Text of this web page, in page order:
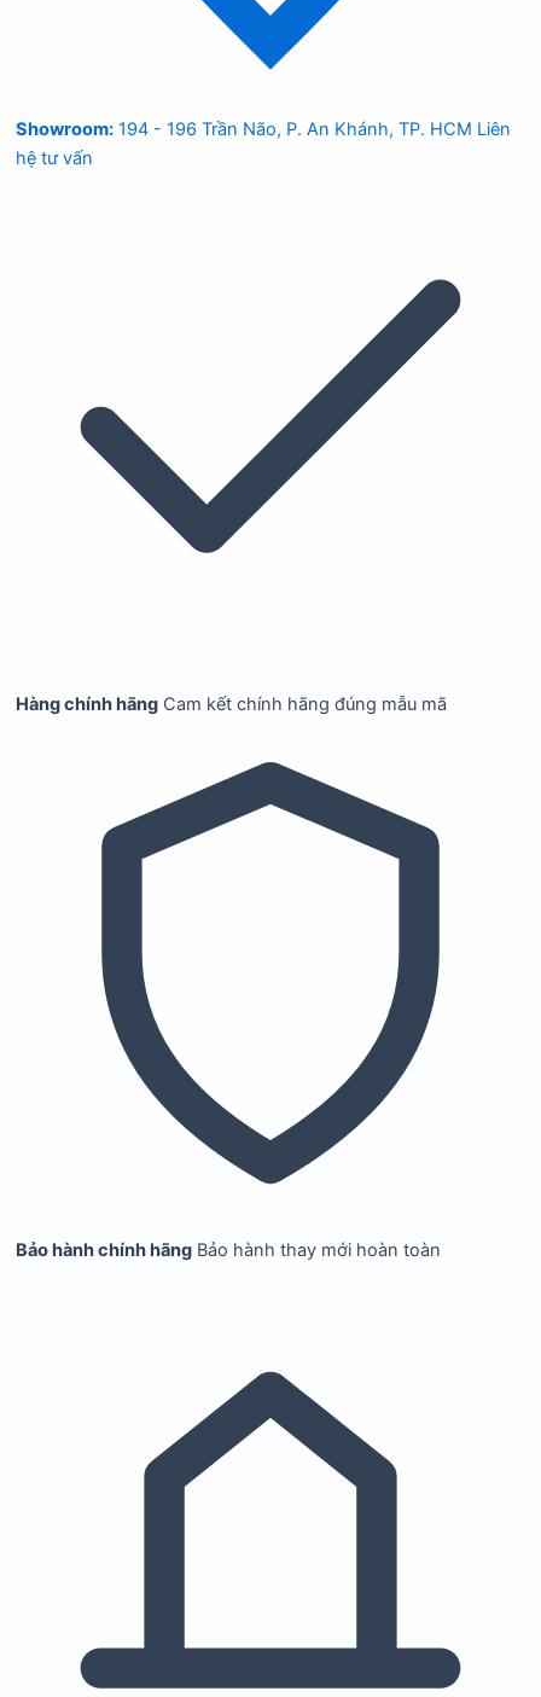
Showroom: 194 - 196 Trần Não, P. An Khánh, TP. HCM Liên
hệ tư vấn
Hàng chính hãng Cam kết chính hãng đúng mẫu mã
Bảo hành chính hãng Bảo hành thay mới hoàn toàn